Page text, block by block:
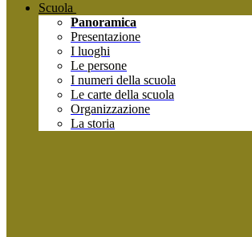
Scuola
Panoramica
Presentazione
I luoghi
Le persone
I numeri della scuola
Le carte della scuola
Organizzazione
La storia